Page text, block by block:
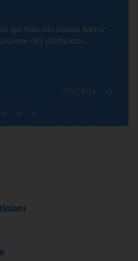
sperimenta nuove forme
del patrimoni...
CONTINUA